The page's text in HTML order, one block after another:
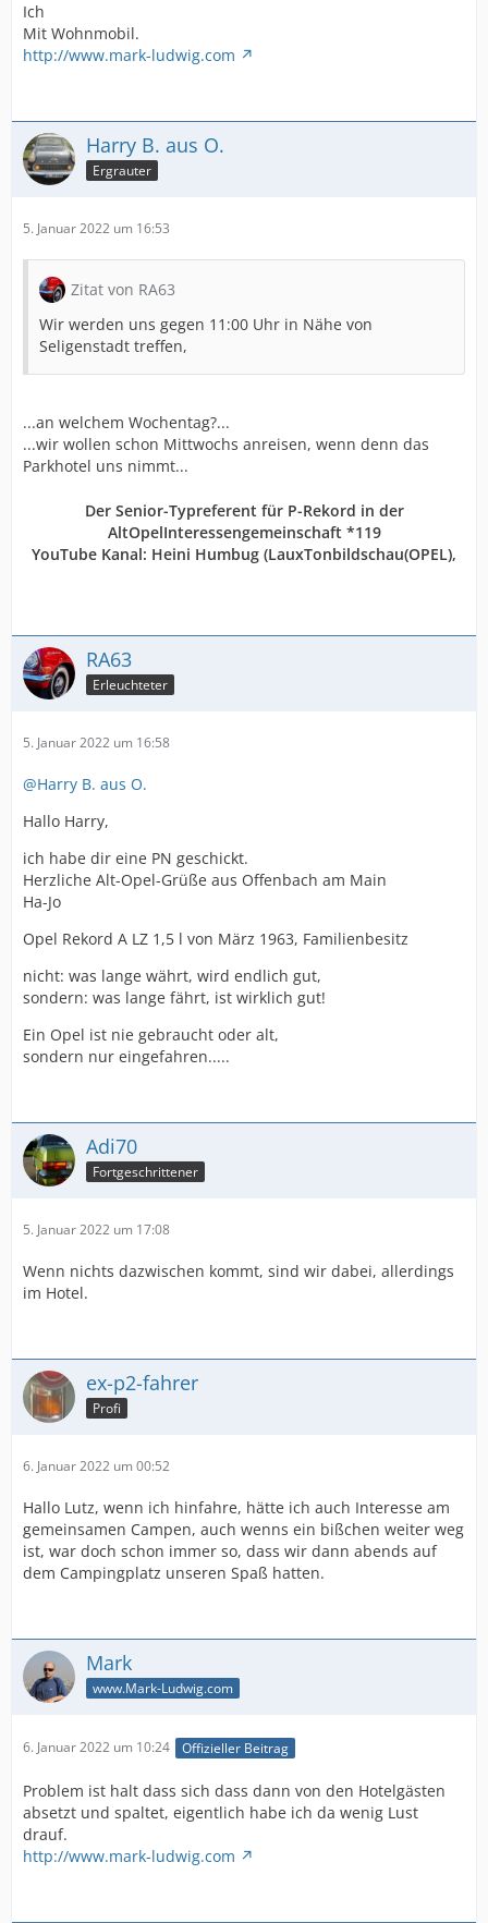
Ich
Mit Wohnmobil.
http://www.mark-ludwig.com
Harry B. aus O.
Ergrauter
5. Januar 2022 um 16:53
Zitat von RA63
Wir werden uns gegen 11:00 Uhr in Nähe von
Seligenstadt treffen,
...an welchem Wochentag?...
...wir wollen schon Mittwochs anreisen, wenn denn das
Parkhotel uns nimmt...
Der Senior-Typreferent für P-Rekord in der
AltOpelInteressengemeinschaft *119
YouTube Kanal: Heini Humbug (LauxTonbildschau(OPEL),
RA63
Erleuchteter
5. Januar 2022 um 16:58
@Harry B. aus O.
Hallo Harry,
ich habe dir eine PN geschickt.
Herzliche Alt-Opel-Grüße aus Offenbach am Main
Ha-Jo
Opel Rekord A LZ 1,5 l von März 1963, Familienbesitz
nicht: was lange währt, wird endlich gut,
sondern: was lange fährt, ist wirklich gut!
Ein Opel ist nie gebraucht oder alt,
sondern nur eingefahren.....
Adi70
Fortgeschrittener
5. Januar 2022 um 17:08
Wenn nichts dazwischen kommt, sind wir dabei, allerdings
im Hotel.
ex-p2-fahrer
Profi
6. Januar 2022 um 00:52
Hallo Lutz, wenn ich hinfahre, hätte ich auch Interesse am
gemeinsamen Campen, auch wenns ein bißchen weiter weg
ist, war doch schon immer so, dass wir dann abends auf
dem Campingplatz unseren Spaß hatten.
Mark
www.Mark-Ludwig.com
6. Januar 2022 um 10:24 Offizieller Beitrag
Problem ist halt dass sich dass dann von den Hotelgästen
absetzt und spaltet, eigentlich habe ich da wenig Lust
drauf.
http://www.mark-ludwig.com